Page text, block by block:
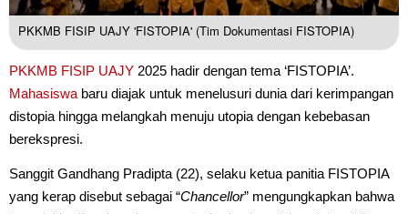
PKKMB FISIP UAJY 'FISTOPIA' (Tim Dokumentasi FISTOPIA)
PKKMB FISIP UAJY 2025 hadir dengan tema ‘FISTOPIA’.
Mahasiswa baru diajak untuk menelusuri dunia dari kerimpangan
distopia hingga melangkah menuju utopia dengan kebebasan
berekspresi.
Sanggit Gandhang Pradipta (22), selaku ketua panitia FISTOPIA
yang kerap disebut sebagai “Chancellor” mengungkapkan bahwa